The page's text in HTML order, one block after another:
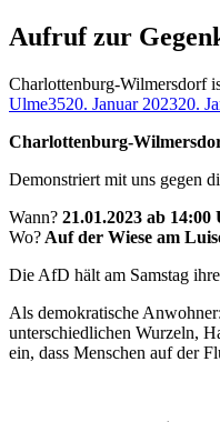
Aufruf zur
Charlottenburg-Wilmersdorf
Autor
Ulme35Veröffentlicht
20. Januar 202320.
Charlottenburg-
Demonstriert mit uns gegen
Wann? 21.01.2023 ab 14:00
Wo? Auf der Wiese am
Die AfD hält am Samstag
Als demokratische
unterschiedlichen Wurzeln,
ein, dass Menschen auf der